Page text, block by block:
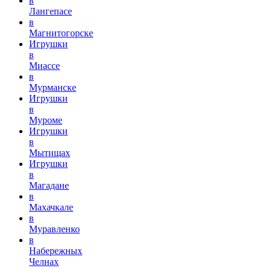
Лангепасе
в
Магнитогорске
Игрушки
в
Миассе
в
Мурманске
Игрушки
в
Муроме
Игрушки
в
Мытищах
Игрушки
в
Магадане
в
Махачкале
в
Муравленко
в
Набережных
Челнах